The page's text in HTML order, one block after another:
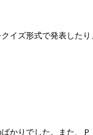
イズ形式で発表した
りでした。また、